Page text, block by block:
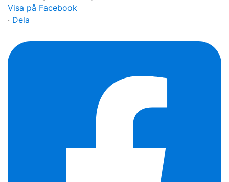
Visa på Facebook
· Dela